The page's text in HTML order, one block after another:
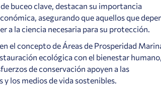
buceo clave, destacan su importancia
asegurando que aquellos que
a la ciencia necesaria para su protección.
el concepto de Áreas de Prosperidad
ecológica con el bienestar humano,
de conservación apoyen a las
los medios de vida sostenibles.